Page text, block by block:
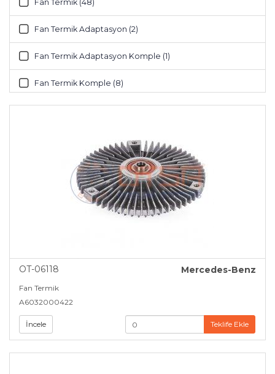
Fan Termik (48)
Fan Termik Adaptasyon (2)
Fan Termik Adaptasyon Komple (1)
Fan Termik Komple (8)
OT-06118 Mercedes-Benz
Fan Termik
A6032000422
İncele Teklife Ekle